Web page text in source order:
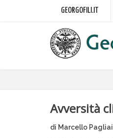
GEORGOFILI.IT
Avversità
di Marcello Pagliai